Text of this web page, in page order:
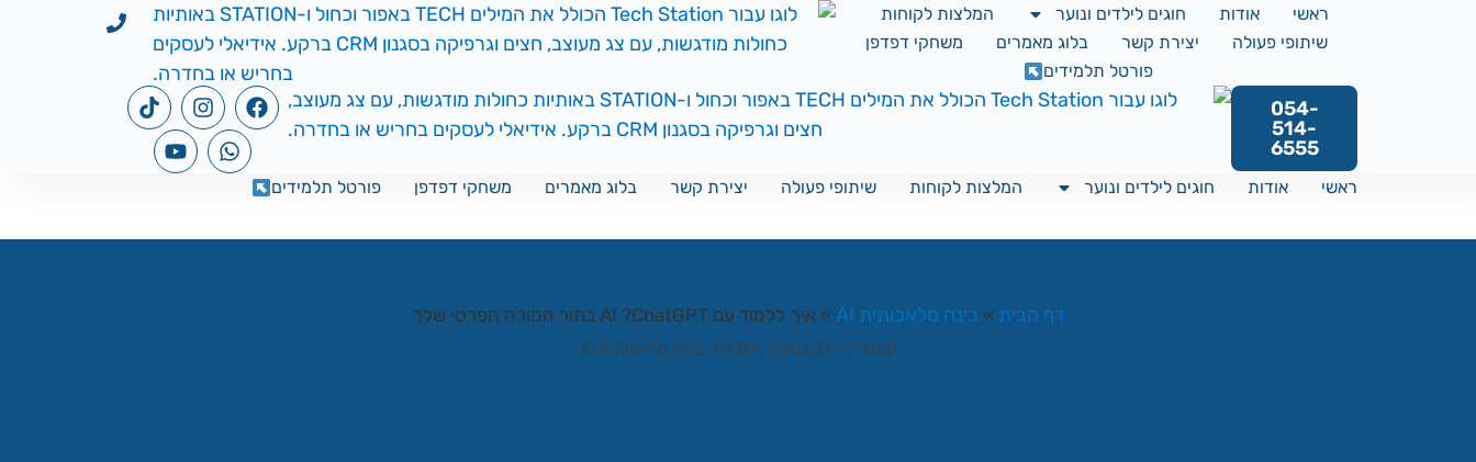
ראשי אודות חוגים לילדים ונוער
המלצות לקוחות
שיתופי פעולה
יצירת קשר בלוג מאמרים
משחקי דפדפן
פורטל תלמידים
054-
514-
6555
ראשי אודות חוגים לילדים ונוער המלצות לקוחות שיתופי פעולה יצירת קשר בלוג מאמרים משחקי דפדפן פורטל תלמידים
דף הבית » בינה מלאכותית AI » איך ללמוד עם AI ?ChatGPT בתור המורה הפרטי שלך
קטגוריה: AI בחינוך ולמידה , בינה מלאכותית AI